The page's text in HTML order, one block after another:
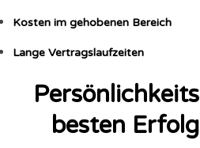
Kosten im gehobenen Bereich
Lange Vertragslaufzeiten
besten